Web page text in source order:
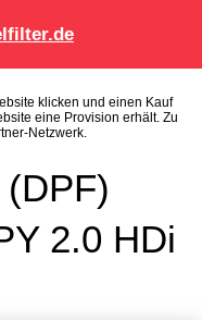
klicken und einen Kauf
eine Provision erhält. Zu
Netzwerk.
2.0 HDi